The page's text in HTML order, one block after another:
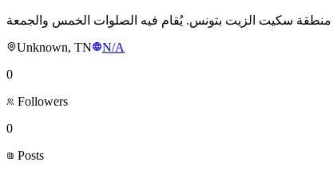
Unknown, TN
N/A
0
Followers
0
Posts